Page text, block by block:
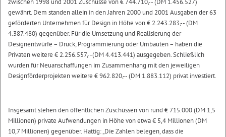
zwischen 1998 und 2001 Zuschüsse von € 744.710,-- (DM 1.456.527)
gewährt. Dem standen allein in den Jahren 2000 und 2001 Ausgaben der 63
geförderten Unternehmen für Design in Höhe von € 2.243.283,-- (DM
4.387.480) gegenüber. Für die Umsetzung und Realisierung der
Designentwürfe – Druck, Programmierung oder Umbauten – haben die
Privaten weitere € 2.256.557,--(DM 4.413.441) ausgegeben. Schließlich
wurden für Neuanschaffungen im Zusammenhang mit den jeweiligen
Designförderprojekten weitere € 962.820,-- (DM 1.883.112) privat investiert.
Insgesamt stehen den öffentlichen Zuschüssen von rund € 715.000 (DM 1,5
Millionen) private Aufwendungen in Höhe von etwa € 5,4 Millionen (DM
10,7 Millionen) gegenüber. Hattig: „Die Zahlen belegen, dass die